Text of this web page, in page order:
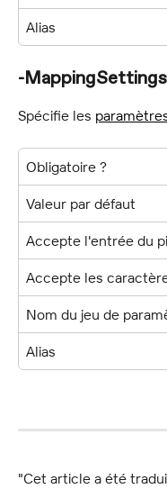
Alias
-
Spécifie les
Obligatoire ?
Valeur par défaut
Accepte l'entrée du
Accepte les
Nom du jeu de
Alias
"Cet article a été